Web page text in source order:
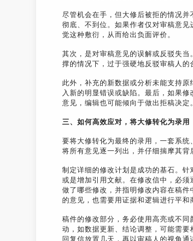
尽管机会在手，但大修后被拒的情况
彻底、不到位。如果作者仅对审稿意
觉这种敷衍，从而给出负面评价。
其次，是对审稿意见的误解或反驳失
撑的情况下，过于强硬地反驳审稿人的
此外，补充的新数据或分析未能支持
入新的明显错误或缺陷。最后，如果
意见，编辑也可能倾向于做出拒稿决定
三、如何高效应对，将大修转化为录用
要将大修转化为最终的录用，一套系
将所有意见逐一列出，并仔细揣摩其背
制定详细的修改计划是成功的基石。针
或是增加引用文献。在修改信中，必
做了哪些修改，并指明修改内容在稿
的意见，也需要用证据和逻辑进行平和
稿件的修改部分，务必使用高亮或不
动，如数据更新、结论调整，可能需
回复信放置几天，再以审稿人的视角通